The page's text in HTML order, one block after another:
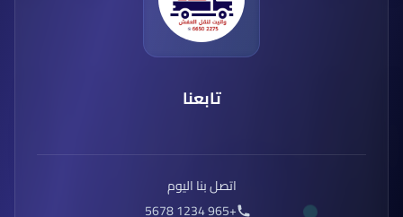
تابعنا
اتصل بنا اليوم
+965 1234 5678